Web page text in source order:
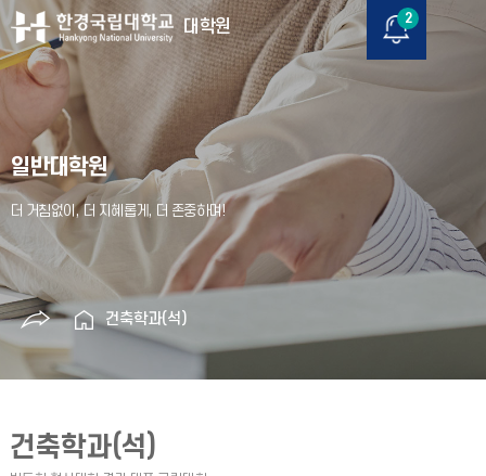
대학원 2
일반대학원
건축학과(석)
건축학과(석)